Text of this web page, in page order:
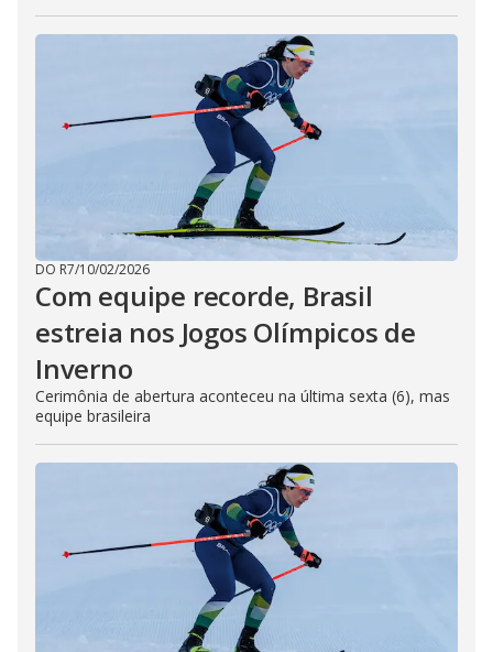
DO R7/10/02/2026
Com equipe recorde, Brasil
estreia nos Jogos Olímpicos de
Inverno
Cerimônia de abertura aconteceu na última sexta (6), mas
equipe brasileira